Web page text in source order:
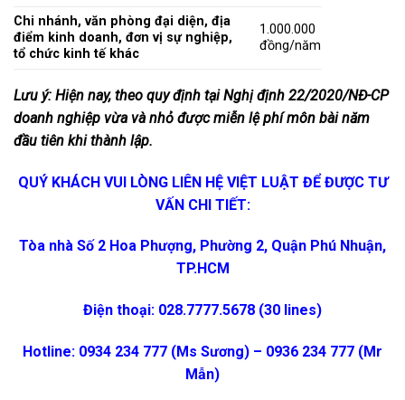
Chi nhánh, văn phòng đại diện, địa
điểm kinh doanh, đơn vị sự nghiệp,
tổ chức kinh tế khác
1.000.000
đồng/năm
Lưu ý: Hiện nay, theo quy định tại Nghị định 22/2020/NĐ-CP
doanh nghiệp vừa và nhỏ được miễn lệ phí môn bài năm
đầu tiên khi thành lập.
QUÝ KHÁCH VUI LÒNG LIÊN HỆ VIỆT LUẬT ĐỂ ĐƯỢC TƯ
VẤN CHI TIẾT:
Tòa nhà Số 2 Hoa Phượng, Phường 2, Quận Phú Nhuận,
TP.HCM
Điện thoại: 028.7777.5678 (30 lines)
Hotline: 0934 234 777 (Ms Sương) – 0936 234 777 (Mr
Mẫn)